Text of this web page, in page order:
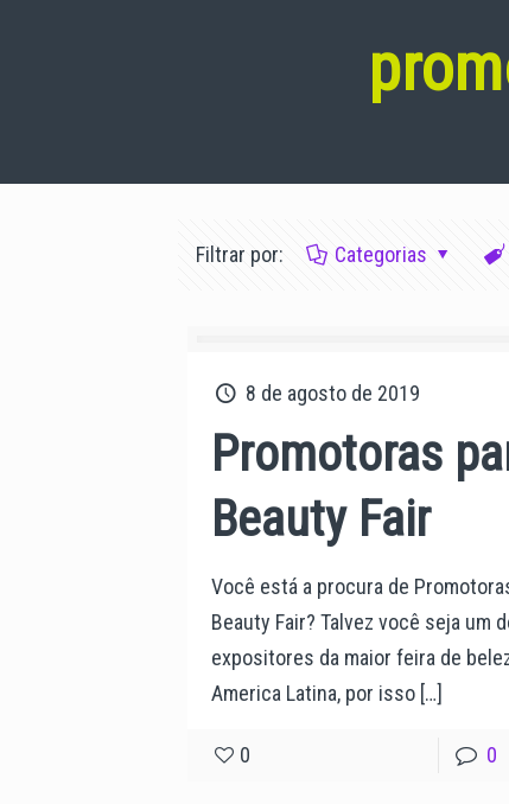
Filtrar por: Categorias
8 de agosto de 2019
Promotoras
Beauty Fair
Você está a procura de
Beauty Fair? Talvez você seja um
expositores da maior feira de
America Latina, por isso […]
0 0